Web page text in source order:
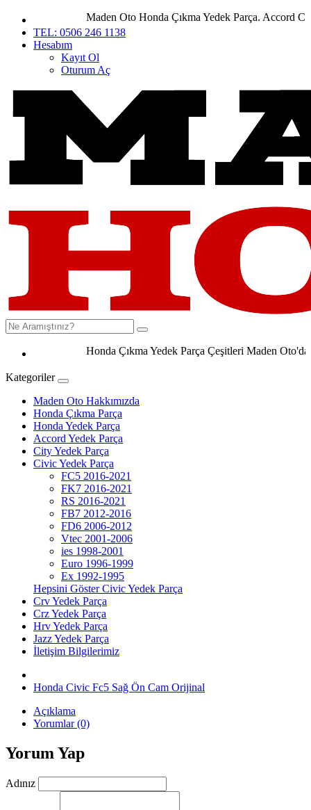
Maden Oto Honda Çıkma Yedek Parça. Accord City
TEL: 0506 246 1138
Hesabım
Kayıt Ol
Oturum Aç
Honda Çıkma Yedek Parça Çeşitleri Maden Oto'da
Kategoriler
Maden Oto Hakkımızda
Honda Çıkma Parça
Honda Yedek Parça
Accord Yedek Parça
City Yedek Parça
Civic Yedek Parça
FC5 2016-2021
FK7 2016-2021
RS 2016-2021
FB7 2012-2016
FD6 2006-2012
Vtec 2001-2006
ies 1998-2001
Euro 1996-1999
Ex 1992-1995
Hepsini Göster Civic Yedek Parça
Crv Yedek Parça
Crz Yedek Parça
Hrv Yedek Parça
Jazz Yedek Parça
İletişim Bilgilerimiz
Honda Civic Fc5 Sağ Ön Cam Orijinal
Açıklama
Yorumlar (0)
Yorum Yap
Adınız